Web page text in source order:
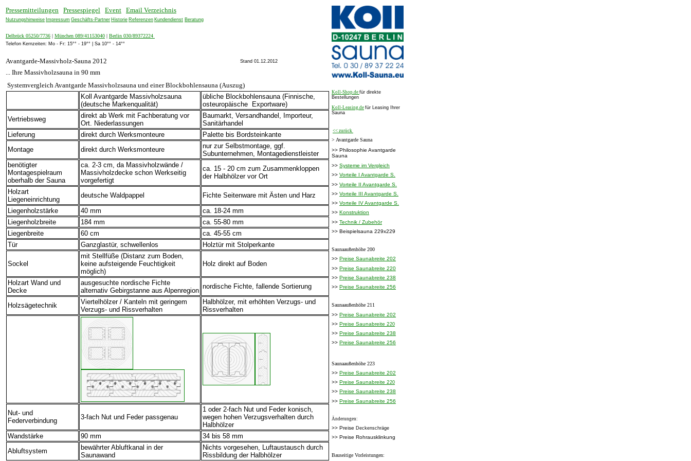
Pressemitteilungen Pressespiegel Event Email Verzeichnis
Nutzungshinweise Impressum Geschäfts-Partner Historie Referenzen Kundendienst Beratung
Delbrück 05250/7736 | München 089/41153040 | Berlin 030/89372224
Telefon Kernzeiten: Mo - Fr: 15°° - 19°° | Sa 10°° - 14°°
Avantgarde-Massivholz-Sauna 2012 Stand 01.12.2012
... Ihre Massivholzsauna in 90 mm
Systemvergleich Avantgarde Massivholzsauna und einer Blockbohlensauna (Auszug)
Koll Avantgarde Massivholzsauna
(deutsche Markenqualität)
übliche Blockbohlensauna (Finnische,
osteuropäische Exportware)
Vertriebsweg
direkt ab Werk mit Fachberatung vor
Ort. Niederlassungen
Baumarkt, Versandhandel, Importeur,
Sanitärhandel
Lieferung
direkt durch Werksmonteure
Palette bis Bordsteinkante
Montage
direkt durch Werksmonteure
nur zur Selbstmontage, ggf.
Subunternehmen, Montagedienstleister
benötigter
Montagespielraum
oberhalb der Sauna
ca. 2-3 cm, da Massivholzwände /
Massivholzdecke schon Werkseitig
vorgefertigt
ca. 15 - 20 cm zum Zusammenkloppen
der Halbhölzer vor Ort
Holzart
Liegeneinrichtung
deutsche Waldpappel
Fichte Seitenware mit Ästen und Harz
Liegenholzstärke
40 mm
ca. 18-24 mm
Liegenholzbreite
184 mm
ca. 55-80 mm
Liegenbreite
60 cm
ca. 45-55 cm
Tür
Ganzglastür, schwellenlos Holztür mit Stolperkante
Sockel
mit Stellfüße (Distanz zum Boden,
keine aufsteigende Feuchtigkeit
möglich)
Holz direkt auf Boden
Holzart Wand und
Decke
ausgesuchte nordische Fichte
alternativ Gebirgstanne aus Alpenregion
nordische Fichte, fallende Sortierung
Holzsägetechnik
Viertelhölzer / Kanteln mit geringem
Verzugs- und Rissverhalten
Halbhölzer, mit erhöhten Verzugs- und
Rissverhalten
Nut- und
Federverbindung
3-fach Nut und Feder passgenau
1 oder 2-fach Nut und Feder konisch,
wegen hohen Verzugsverhalten durch
Halbhölzer
Wandstärke
90 mm
34 bis 58 mm
Abluftsystem
bewährter Abluftkanal in der
Saunawand
Nichts vorgesehen, Luftaustausch durch
Rissbildung der Halbhölzer
Koll-Shop.de für direkte
Bestellungen
Koll-Leasing.de für Leasing Ihrer
Sauna
<< zurück
> Avantgarde Sauna
>> Philosophie Avantgarde
Sauna
>> Systeme im Vergleich
>> Vorteile I Avantgarde S.
>> Vorteile II Avantgarde S.
>> Vorteile III Avantgarde S.
>> Vorteile IV Avantgarde S.
>> Konstruktion
>> Technik / Zubehör
>> Beispielsauna 229x229
Saunaaußenhöhe 200
>> Preise Saunabreite 202
>> Preise Saunabreite 220
>> Preise Saunabreite 238
>> Preise Saunabreite 256
Saunaaußenhöhe 211
>> Preise Saunabreite 202
>> Preise Saunabreite 220
>> Preise Saunabreite 238
>> Preise Saunabreite 256
Saunaaußenhöhe 223
>> Preise Saunabreite 202
>> Preise Saunabreite 220
>> Preise Saunabreite 238
>> Preise Saunabreite 256
Änderungen:
>> Preise Deckenschräge
>> Preise Rohrausklinkung
Bauseitige Vorleistungen: